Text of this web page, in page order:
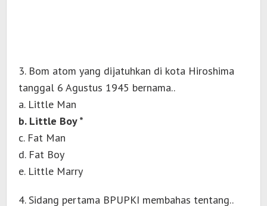
3. Bom atom yang dijatuhkan di kota Hiroshima
tanggal 6 Agustus 1945 bernama..
a. Little Man
b. Little Boy *
c. Fat Man
d. Fat Boy
e. Little Marry
4. Sidang pertama BPUPKI membahas tentang..